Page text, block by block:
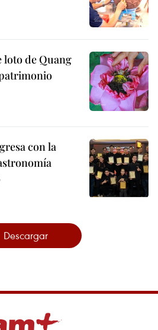
loto de Quang
con la
Descargar